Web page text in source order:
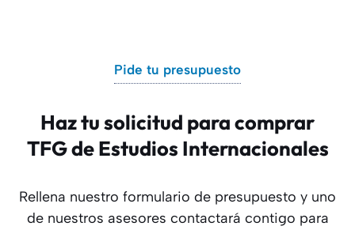
Pide tu presupuesto
Haz tu solicitud para comprar
TFG de Estudios Internacionales
Rellena nuestro formulario de presupuesto y uno
de nuestros asesores contactará contigo para